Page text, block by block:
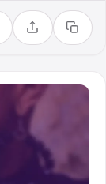
Compartilhar
Copiar